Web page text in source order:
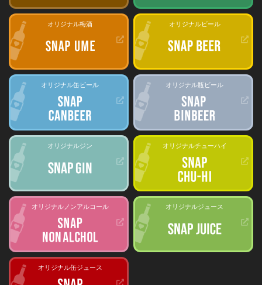
オリジナル梅酒 オリジナルビール
オリジナル缶ビール オリジナル瓶ビール
オリジナルジン オリジナルチューハイ
オリジナルノンアルコール オリジナルジュース
オリジナル缶ジュース